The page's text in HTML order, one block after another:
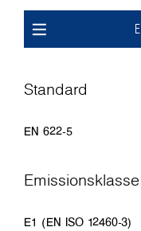
Standard
EN 622-5
Emissionsklasse
E1 (EN ISO 12460-3)